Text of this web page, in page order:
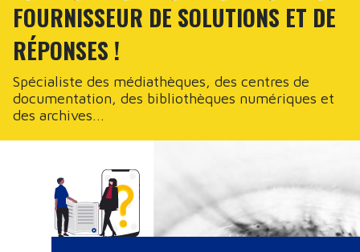
FOURNISSEUR DE SOLUTIONS ET DE
RÉPONSES !
Spécialiste des médiathèques, des centres de
documentation, des bibliothèques numériques et
des archives...